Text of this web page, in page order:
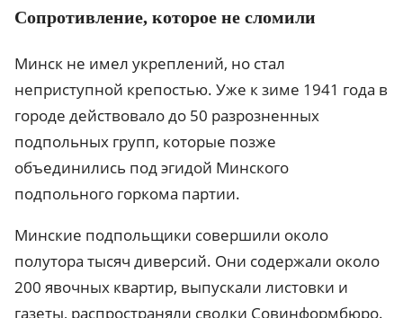
Сопротивление, которое не сломили
Минск не имел укреплений, но стал
неприступной крепостью. Уже к зиме 1941 года в
городе действовало до 50 разрозненных
подпольных групп, которые позже
объединились под эгидой Минского
подпольного горкома партии.
Минские подпольщики совершили около
полутора тысяч диверсий. Они содержали около
200 явочных квартир, выпускали листовки и
газеты, распространяли сводки Совинформбюро.